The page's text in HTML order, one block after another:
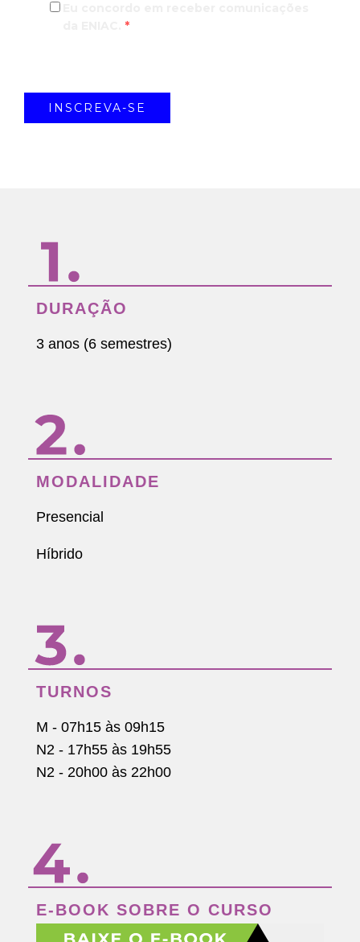
*
DURAÇÃO
3 anos (6 semestres)
MODALIDADE
Presencial
Híbrido
TURNOS
M - 07h15 às 09h15
N2 - 17h55 às 19h55
N2 - 20h00 às 22h00
E-BOOK SOBRE O CURSO